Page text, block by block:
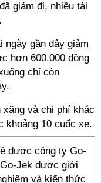
giảm đi, nhiều tài
ngày gần đây giảm
hơn 600.000 đồng
chỉ còn
xăng và chi phí khác
khoảng 10 cuốc xe.
được công ty Go-
Jek được giới
và kiến thức